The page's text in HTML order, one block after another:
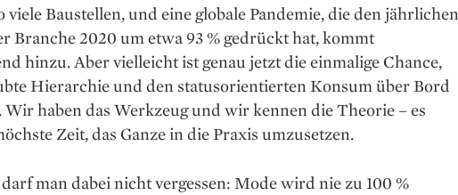
viele Baustellen, und eine globale Pandemie, die den jährlichen
­Branche 2020 um etwa 93 % gedrückt hat, kommt
hinzu. Aber vielleicht ist genau jetzt die einmalige Chance,
Hierarchie und den statusorientierten Konsum über Bord
Wir haben das Werkzeug und wir ­kennen die Theorie – es
Zeit, das ­Ganze in die Praxis umzusetzen.
man dabei nicht ­vergessen: Mode wird nie zu 100 %